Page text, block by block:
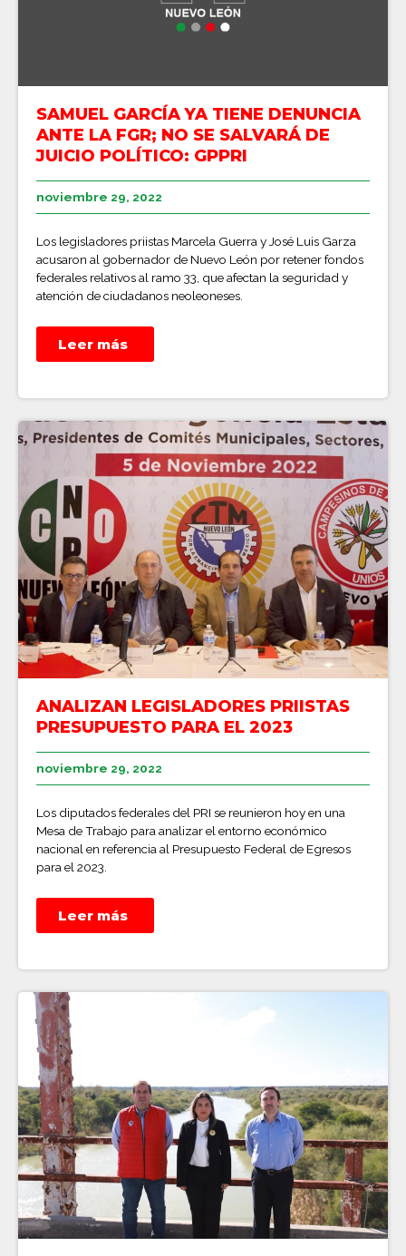
SAMUEL GARCÍA YA TIENE DENUNCIA
ANTE LA FGR; NO SE SALVARÁ DE
JUICIO POLÍTICO: GPPRI
noviembre 29, 2022
Los legisladores priistas Marcela Guerra y José Luis Garza
acusaron al gobernador de Nuevo León por retener fondos
federales relativos al ramo 33, que afectan la seguridad y
atención de ciudadanos neoleoneses.
Leer más
ANALIZAN LEGISLADORES PRIISTAS
PRESUPUESTO PARA EL 2023
noviembre 29, 2022
Los diputados federales del PRI se reunieron hoy en una
Mesa de Trabajo para analizar el entorno económico
nacional en referencia al Presupuesto Federal de Egresos
para el 2023.
Leer más